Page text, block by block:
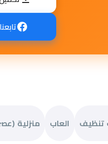
تنظيف العاب منزلية